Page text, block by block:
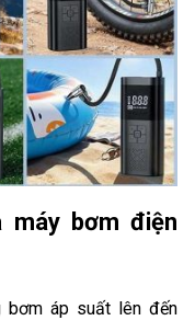
bơm điện
bơm áp suất lên đến